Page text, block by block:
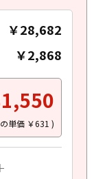
￥28,682
￥2,868
単価 ￥631 )